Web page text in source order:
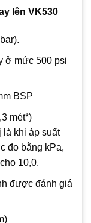
lên VK530
ở mức 500 psi
BSP
mét*)
là khi áp suất
đo bằng kPa,
10,0.
được đánh giá